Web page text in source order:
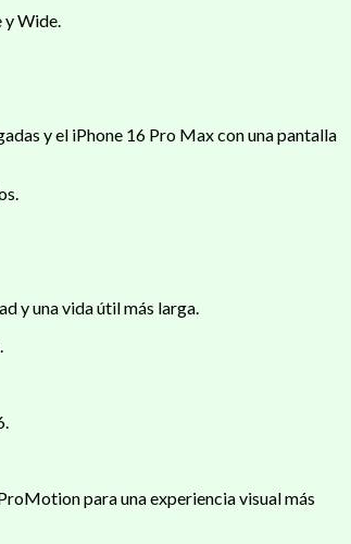
y Wide.
y el iPhone 16 Pro Max con una pantalla
y una vida útil más larga.
para una experiencia visual más